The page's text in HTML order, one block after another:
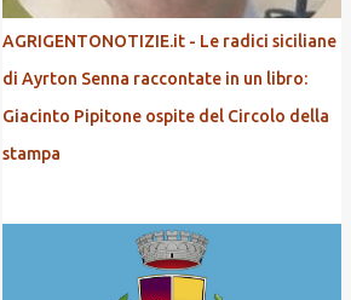
AGRIGENTONOTIZIE.it - Le radici siciliane
di Ayrton Senna raccontate in un libro:
Giacinto Pipitone ospite del Circolo della
stampa